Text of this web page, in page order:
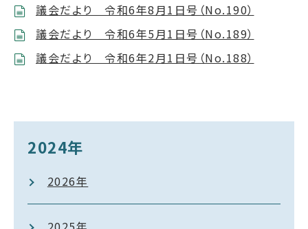
議会だより 令和6年8月1日号（No.190）
議会だより 令和6年5月1日号（No.189）
議会だより 令和6年2月1日号（No.188）
2024年
2026年